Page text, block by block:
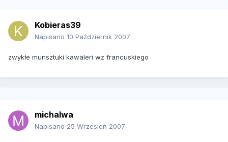
Kobieras39
Napisano 10 Październik 2007
zwykłe munsztuki kawaleri wz francuskiego
michalwa
Napisano 25 Wrzesień 2007